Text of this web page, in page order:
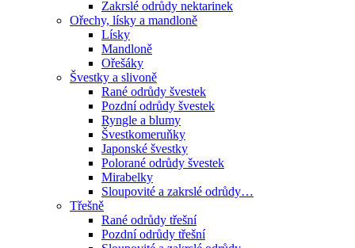
Zakrslé odrůdy nektarinek
Ořechy, lísky a mandloně
Lísky
Mandloně
Ořešáky
Švestky a slivoně
Rané odrůdy švestek
Pozdní odrůdy švestek
Ryngle a blumy
Švestkomeruňky
Japonské švestky
Polorané odrůdy švestek
Mirabelky
Sloupovité a zakrslé odrůdy…
Třešně
Rané odrůdy třešní
Pozdní odrůdy třešní